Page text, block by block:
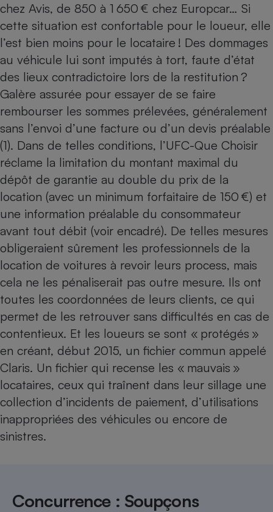
chez Avis, de 850 à 1 650 € chez Europcar… Si
cette situation est confortable pour le loueur, elle
l’est bien moins pour le locataire ! Des dommages
au véhicule lui sont imputés à tort, faute d’état
des lieux contradictoire lors de la restitution ?
Galère assurée pour essayer de se faire
rembourser les sommes prélevées, généralement
sans l’envoi d’une facture ou d’un devis préalable
(1). Dans de telles conditions, l’UFC-Que Choisir
réclame la limitation du montant maximal du
dépôt de garantie au double du prix de la
location (avec un minimum forfaitaire de 150 €) et
une information préalable du consommateur
avant tout débit (voir encadré). De telles mesures
obligeraient sûrement les professionnels de la
location de voitures à revoir leurs process, mais
cela ne les pénaliserait pas outre mesure. Ils ont
toutes les coordonnées de leurs clients, ce qui
permet de les retrouver sans difficultés en cas de
contentieux. Et les loueurs se sont « protégés »
en créant, début 2015, un fichier commun appelé
Claris. Un fichier qui recense les « mauvais »
locataires, ceux qui traînent dans leur sillage une
collection d’incidents de paiement, d’utilisations
inappropriées des véhicules ou encore de
sinistres.
Concurrence : Soupçons